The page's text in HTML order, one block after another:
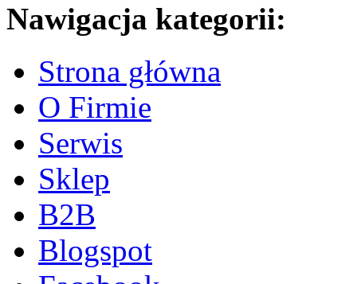
Nawigacja kategorii:
Strona główna
O Firmie
Serwis
Sklep
B2B
Blogspot